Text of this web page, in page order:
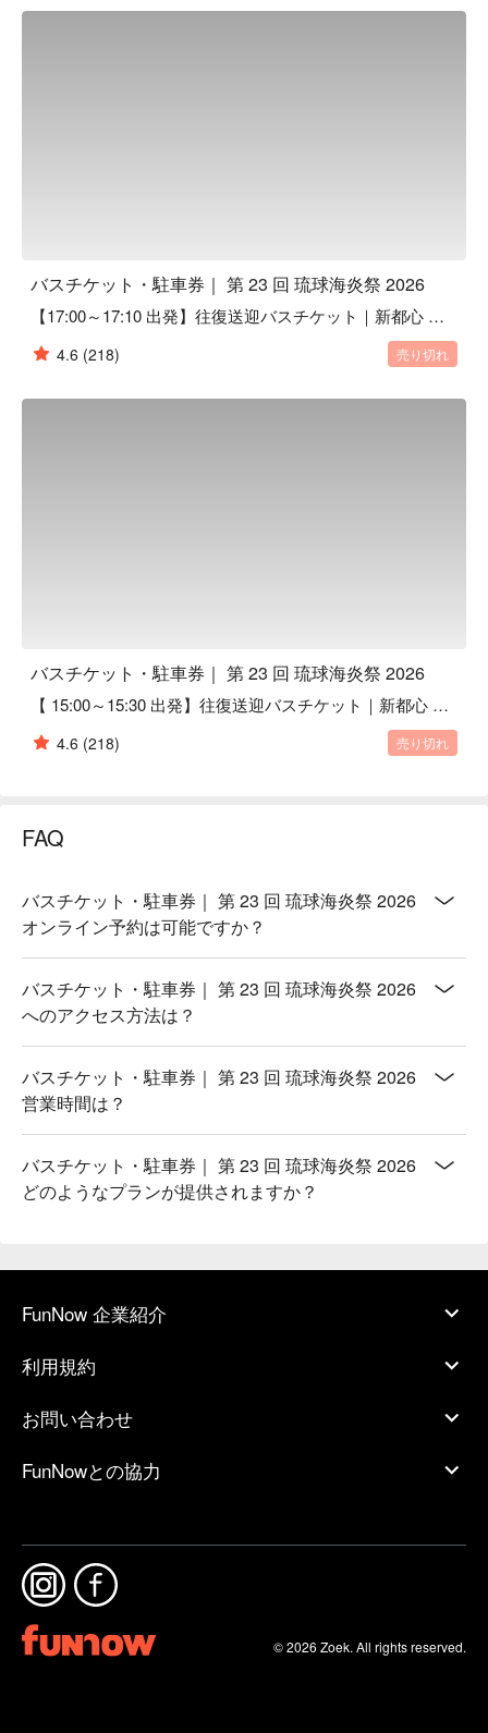
バスチケット・駐車券｜ 第 23 回 琉球海炎祭 2026
【17:00～17:10 出発】往復送迎バスチケット｜新都心 ⇄ 琉球海炎祭
4.6 (218) 売り切れ
バスチケット・駐車券｜ 第 23 回 琉球海炎祭 2026
【 15:00～15:30 出発】往復送迎バスチケット｜新都心 ⇄ 琉球海炎祭
4.6 (218) 売り切れ
FAQ
バスチケット・駐車券｜ 第 23 回 琉球海炎祭 2026
オンライン予約は可能ですか？
バスチケット・駐車券｜ 第 23 回 琉球海炎祭 2026
へのアクセス方法は？
バスチケット・駐車券｜ 第 23 回 琉球海炎祭 2026
営業時間は？
バスチケット・駐車券｜ 第 23 回 琉球海炎祭 2026
どのようなプランが提供されますか？
FunNow 企業紹介
利用規約
お問い合わせ
FunNowとの協力
© 2026 Zoek. All rights reserved.